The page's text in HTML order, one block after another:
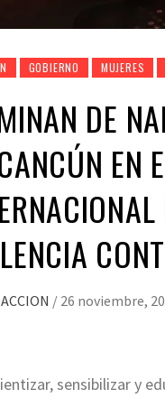
GOBIERNO MUJERES
DE
EN
/ 26 noviembre,
sensibilizar y